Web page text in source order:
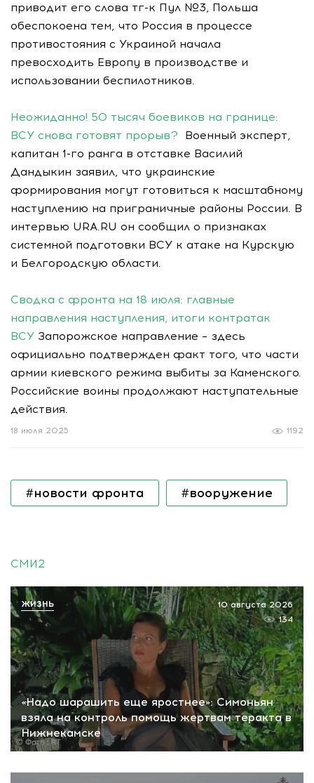
приводит его слова тг-к Пул №3, Польша
обеспокоена тем, что Россия в процессе
противостояния с Украиной начала
превосходить Европу в производстве и
использовании беспилотников.
Неожиданно! 50 тысяч боевиков на границе:
ВСУ снова готовят прорыв? Военный эксперт,
капитан 1-го ранга в отставке Василий
Дандыкин заявил, что украинские
формирования могут готовиться к масштабному
наступлению на приграничные районы России. В
интервью URA.RU он сообщил о признаках
системной подготовки ВСУ к атаке на Курскую
и Белгородскую области.
Сводка с фронта на 18 июля: главные
направления наступления, итоги контратак
ВСУ Запорожское направление – здесь
официально подтвержден факт того, что части
армии киевского режима выбиты за Каменского.
Российские воины продолжают наступательные
действия.
1192
18 июля 2025
#новости фронта #вооружение
СМИ2
«Надо шарашить еще яростнее»: Симоньян
взяла на контроль помощь жертвам теракта в
Нижнекамске
10 августа 2026
134
ЖИЗНЬ